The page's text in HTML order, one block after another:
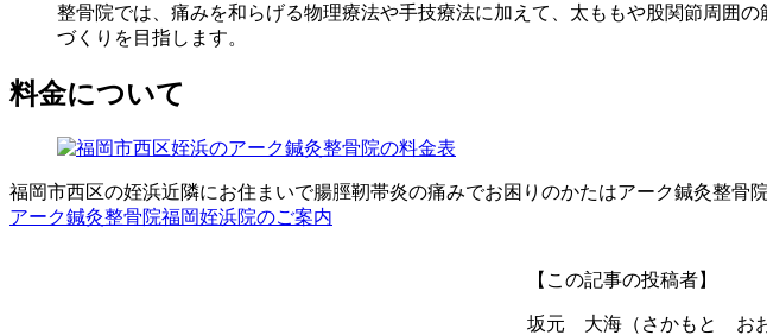
整骨院では、痛みを和らげる物理療法や手技療法に加えて、太ももや股関節周囲
づくりを目指します。
料金について
福岡市西区の姪浜近隣にお住まいで腸脛靭帯炎の痛みでお困りのかたはアーク鍼灸整骨
アーク鍼灸整骨院福岡姪浜院のご案内
【この記事の投稿者】
坂元 大海（さかもと おお